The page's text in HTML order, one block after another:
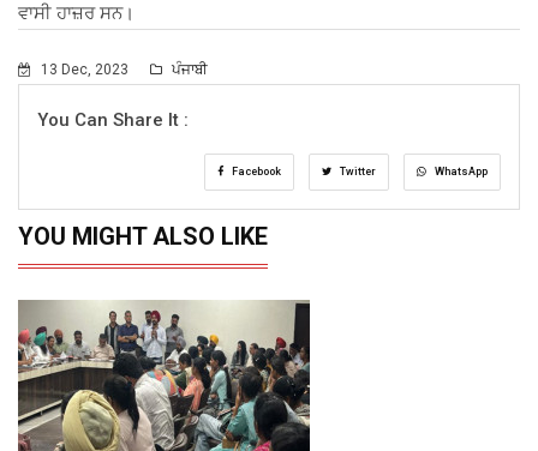
ਵਾਸੀ ਹਾਜ਼ਰ ਸਨ।
13 Dec, 2023 ਪੰਜਾਬੀ
You Can Share It :
Facebook Twitter WhatsApp
YOU MIGHT ALSO LIKE